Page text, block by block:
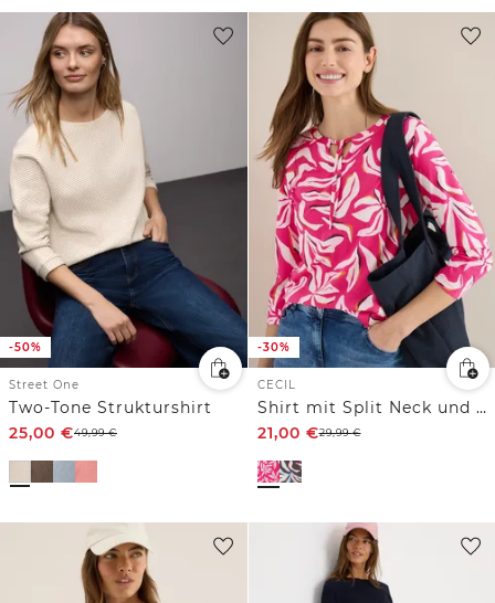
-50%
Street One
Two-Tone Strukturshirt
25,00 €49,99€
-30%
CECIL
Shirt mit Split Neck und Print
21,00 €29,99€